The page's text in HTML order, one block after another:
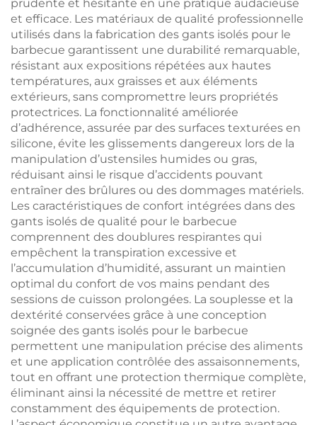
prudente et hésitante en une pratique audacieuse
et efficace. Les matériaux de qualité professionnelle
utilisés dans la fabrication des gants isolés pour le
barbecue garantissent une durabilité remarquable,
résistant aux expositions répétées aux hautes
températures, aux graisses et aux éléments
extérieurs, sans compromettre leurs propriétés
protectrices. La fonctionnalité améliorée
d’adhérence, assurée par des surfaces texturées en
silicone, évite les glissements dangereux lors de la
manipulation d’ustensiles humides ou gras,
réduisant ainsi le risque d’accidents pouvant
entraîner des brûlures ou des dommages matériels.
Les caractéristiques de confort intégrées dans des
gants isolés de qualité pour le barbecue
comprennent des doublures respirantes qui
empêchent la transpiration excessive et
l’accumulation d’humidité, assurant un maintien
optimal du confort de vos mains pendant des
sessions de cuisson prolongées. La souplesse et la
dextérité conservées grâce à une conception
soignée des gants isolés pour le barbecue
permettent une manipulation précise des aliments
et une application contrôlée des assaisonnements,
tout en offrant une protection thermique complète,
éliminant ainsi la nécessité de mettre et retirer
constamment des équipements de protection.